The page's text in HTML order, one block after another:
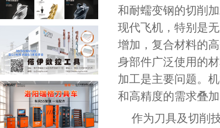
和耐蠕变钢的切削
现代飞机，特别是
增加，复合材料的
身部件广泛使用的
加工是主要问题。
和高精度的需求叠
作为刀具及切削